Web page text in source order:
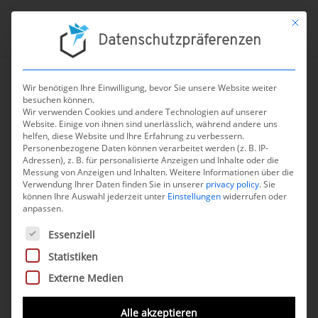
←zur Übersicht aller Nachrichten
Stefan Kofler im
Interview zu Corona
Apps (Tageszeitung
Südtirol)
Wie funktionieren Corona-Apps wirklich und
wie sicher sind sie? Diese Fragen standen im
Mittelpunkt des Interviews mit
Mit
Datenschutzpräferenzen
Wir benötigen Ihre Einwilligung, bevor Sie unsere Website weiter
besuchen können.
Wir verwenden Cookies und andere Technologien auf unserer
Website. Einige von ihnen sind unerlässlich, während andere uns
helfen, diese Website und Ihre Erfahrung zu verbessern.
Personenbezogene Daten können verarbeitet werden (z. B. IP-
Adressen), z. B. für personalisierte Anzeigen und Inhalte oder die
Messung von Anzeigen und Inhalten.Weitere Informationen über die
Verwendung Ihrer Daten finden Sie in unserer privacy policy.Sie
können Ihre Auswahl jederzeit unter Einstellungenwiderrufen oder
anpassen.
Es folgt eine Liste der Service-Gruppen, für die eine
Essenziell
Statistiken
Externe Medien
Alle akzeptieren